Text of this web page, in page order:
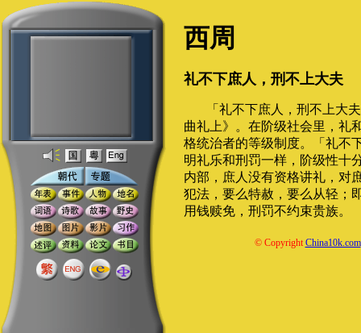
西周
礼不下庶人，刑不上大夫
「礼不下庶人，刑不上大
曲礼上》。在阶级社会里，礼
格统治者的等级制度。「礼不
明礼乐和刑罚一样，阶级性十
内部，庶人没有资格讲礼，对
犯法，要么特赦，要么从轻；
用钱赎免，刑罚不约束贵族。
© CopyrightChina10k.com